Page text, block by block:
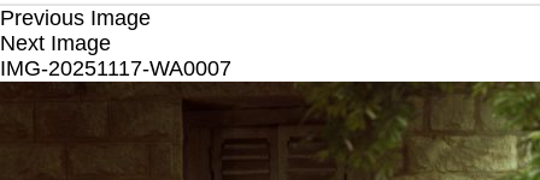
Previous Image
Next Image
IMG-20251117-WA0007